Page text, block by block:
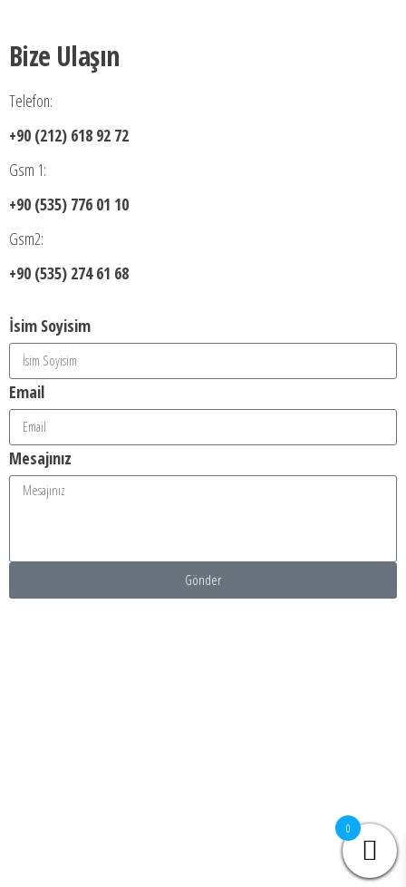
Bize Ulaşın
Telefon:
+90 (212) 618 92 72
Gsm 1:
+90 (535) 776 01 10
Gsm2:
+90 (535) 274 61 68
İsim Soyisim
Email
Mesajınız
Gönder
0